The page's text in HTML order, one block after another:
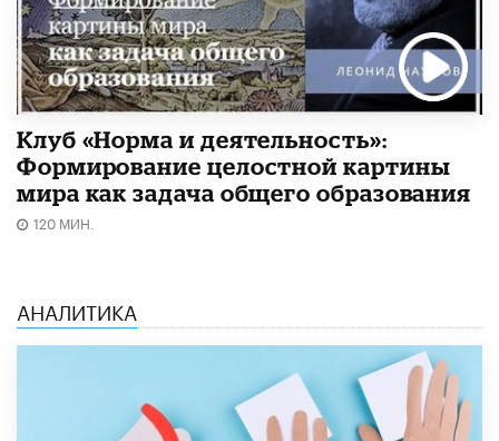
Клуб «Норма и деятельность»:
Формирование целостной картины
мира как задача общего образования
120 МИН.
АНАЛИТИКА